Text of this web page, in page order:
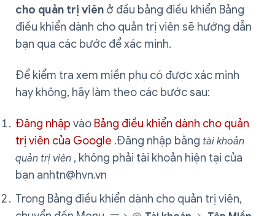
cho quản trị viên ở đầu bảng điều khiển Bảng
điều khiển dành cho quản trị viên sẽ hướng dẫn
bạn qua các bước để xác minh.
Để kiểm tra xem miền phụ có được xác minh
hay không, hãy làm theo các bước sau:
Đăng nhập vào Bảng điều khiển dành cho quản
trị viên của Google .Đăng nhập bằng tài khoản
quản trị viên , không phải tài khoản hiện tại của
bạn anhtn@hvn.vn
Trong Bảng điều khiển dành cho quản trị viên,